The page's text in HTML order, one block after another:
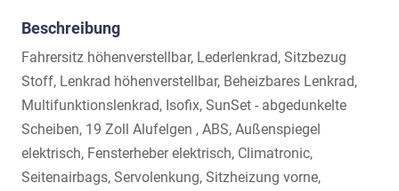
Beschreibung
Fahrersitz höhenverstellbar, Lederlenkrad, Sitzbezug
Stoff, Lenkrad höhenverstellbar, Beheizbares Lenkrad,
Multifunktionslenkrad, Isofix, SunSet - abgedunkelte
Scheiben, 19 Zoll Alufelgen , ABS, Außenspiegel
elektrisch, Fensterheber elektrisch, Climatronic,
Seitenairbags, Servolenkung, Sitzheizung vorne,